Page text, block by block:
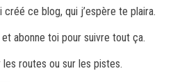
créé ce blog, qui j’espère te plaira.
et abonne toi pour suivre tout ça.
routes ou sur les pistes.